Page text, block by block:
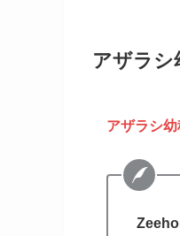
アザラシ
アザラシ